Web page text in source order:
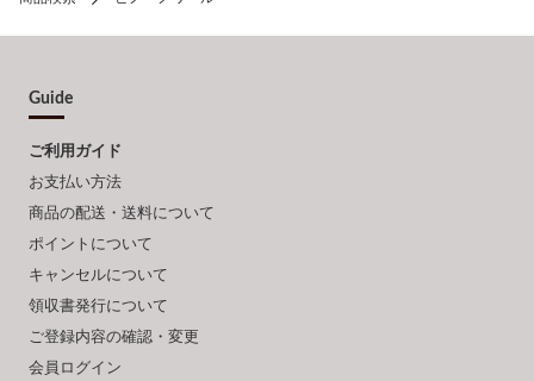
Guide
ご利用ガイド
お支払い方法
商品の配送・送料について
ポイントについて
キャンセルについて
領収書発行について
ご登録内容の確認・変更
会員ログイン